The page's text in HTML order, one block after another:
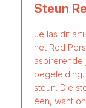
Steun
Je las dit
het Red
aspirerende
steun. Die
één, want